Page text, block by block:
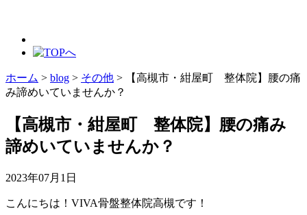
ホーム > blog > その他 >
【高槻市・紺屋町 整体院】腰の痛
み諦めいていませんか？
【高槻市・紺屋町 整体院】腰の痛み
諦めいていませんか？
2023年07月1日
こんにちは！VIVA骨盤整体院高槻です！